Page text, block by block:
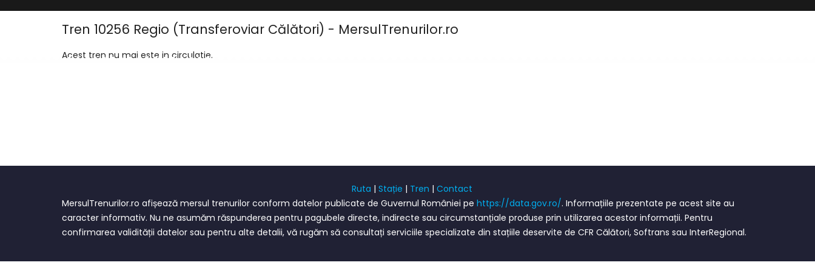
Tren 10256 Regio (Transferoviar Călători) - MersulTrenurilor.ro
Acest tren nu mai este in circulatie.
Ruta | Stație | Tren | Contact
MersulTrenurilor.ro afișează mersul trenurilor conform datelor publicate de Guvernul României pe https://data.gov.ro/. Informațiile prezentate pe acest site au
caracter informativ. Nu ne asumăm răspunderea pentru pagubele directe, indirecte sau circumstanțiale produse prin utilizarea acestor informații. Pentru
confirmarea validității datelor sau pentru alte detalii, vă rugăm să consultați serviciile specializate din stațiile deservite de CFR Călători, Softrans sau InterRegional.